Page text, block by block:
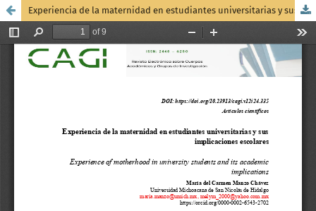
Experiencia de la maternidad en estudiantes universitarias y sus implicaciones escolares